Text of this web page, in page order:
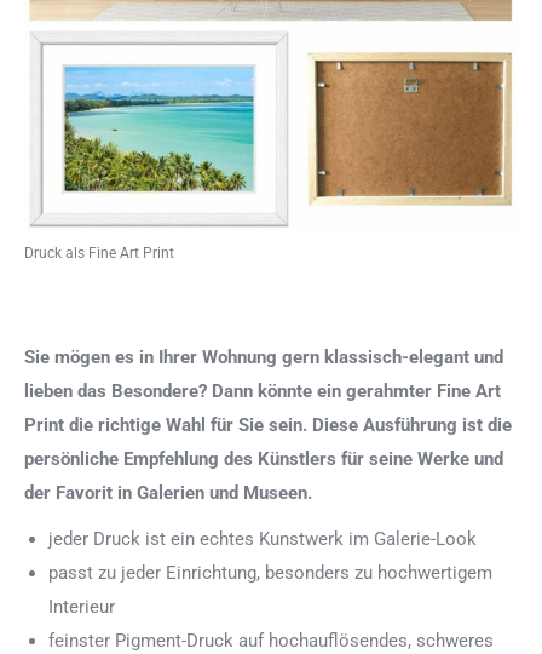
Druck als Fine Art Print
Sie mögen es in Ihrer Wohnung gern klassisch-elegant und
lieben das Besondere? Dann könnte ein gerahmter Fine Art
Print die richtige Wahl für Sie sein. Diese Ausführung ist die
persönliche Empfehlung des Künstlers für seine Werke und
der Favorit in Galerien und Museen.
jeder Druck ist ein echtes Kunstwerk im Galerie-Look
passt zu jeder Einrichtung, besonders zu hochwertigem
Interieur
feinster Pigment-Druck auf hochauflösendes, schweres